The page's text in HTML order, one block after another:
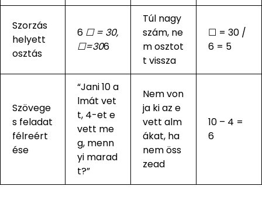
Szorzás
helyett
osztás
6 ☐ = 30,
☐=306
Túl nagy
szám, ne
m osztot
t vissza
☐ = 30 /
6 = 5
Szövege
s feladat
félreért
ése
“Jani 10 a
lmát vet
t, 4-et e
vett me
g, menn
yi marad
t?”
Nem von
ja ki az e
vett alm
ákat, ha
nem öss
zead
10 – 4 =
6